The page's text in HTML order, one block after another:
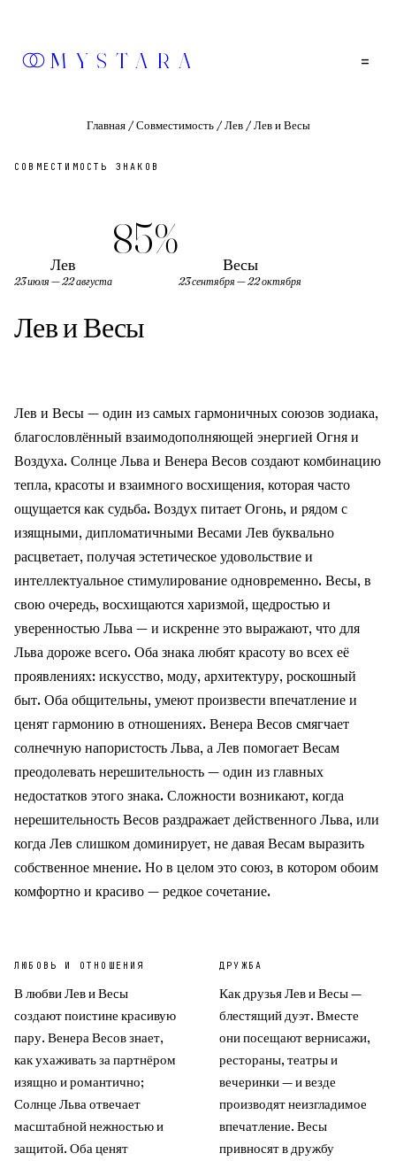
MYSTARA =
Главная/Совместимость/Лев/Лев и Весы
СОВМЕСТИМОСТЬ ЗНАКОВ
Лев
23 июля — 22 августа
85%
Весы
23 сентября — 22 октября
ЛевиВесы
Лев и Весы — один из самых гармоничных союзов зодиака,
благословлённый взаимодополняющей энергией Огня и
Воздуха. Солнце Льва и Венера Весов создают комбинацию
тепла, красоты и взаимного восхищения, которая часто
ощущается как судьба. Воздух питает Огонь, и рядом с
изящными, дипломатичными Весами Лев буквально
расцветает, получая эстетическое удовольствие и
интеллектуальное стимулирование одновременно. Весы, в
свою очередь, восхищаются харизмой, щедростью и
уверенностью Льва — и искренне это выражают, что для
Льва дороже всего. Оба знака любят красоту во всех её
проявлениях: искусство, моду, архитектуру, роскошный
быт. Оба общительны, умеют произвести впечатление и
ценят гармонию в отношениях. Венера Весов смягчает
солнечную напористость Льва, а Лев помогает Весам
преодолевать нерешительность — один из главных
недостатков этого знака. Сложности возникают, когда
нерешительность Весов раздражает действенного Льва, или
когда Лев слишком доминирует, не давая Весам выразить
собственное мнение. Но в целом это союз, в котором обоим
комфортно и красиво — редкое сочетание.
ЛЮБОВЬ И ОТНОШЕНИЯ
В любви Лев и Весы
создают поистине красивую
пару. Венера Весов знает,
как ухаживать за партнёром
изящно и романтично;
Солнце Льва отвечает
масштабной нежностью и
защитой. Оба ценят
ДРУЖБА
Как друзья Лев и Весы —
блестящий дуэт. Вместе
они посещают вернисажи,
рестораны, театры и
вечеринки — и везде
производят неизгладимое
впечатление. Весы
привносят в дружбу